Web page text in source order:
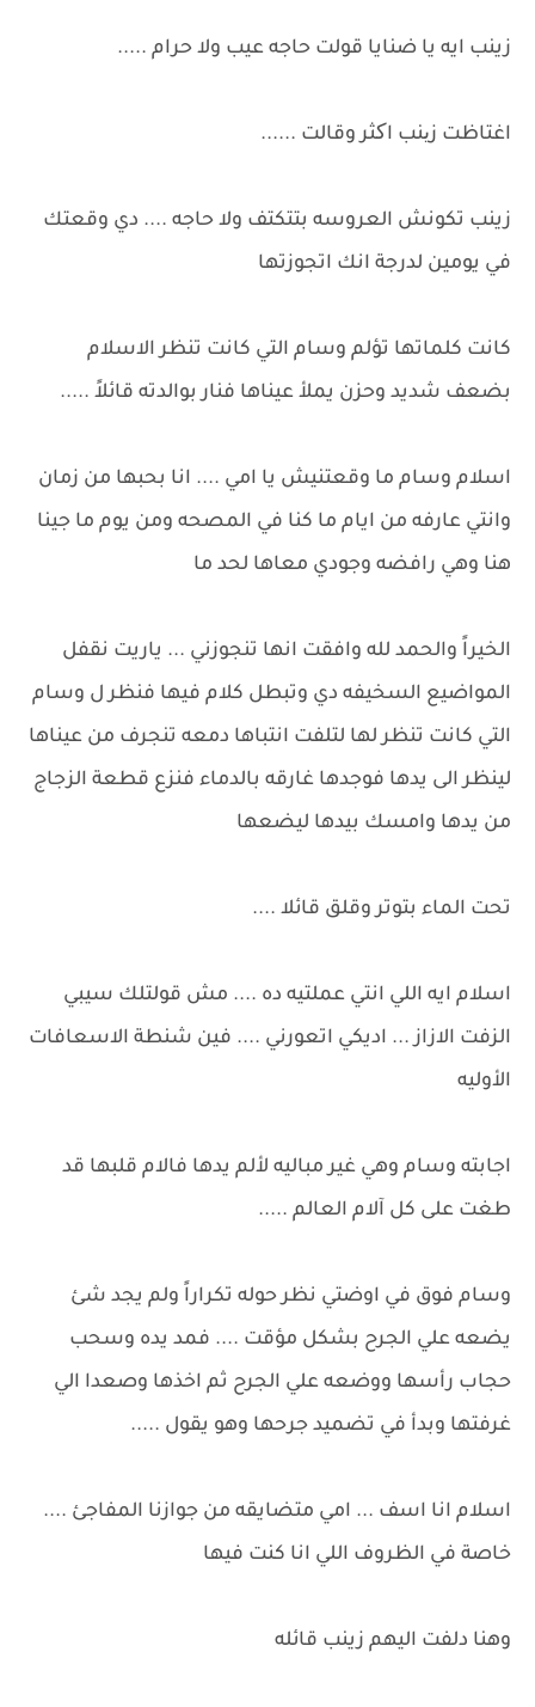
زينب ايه يا ضنايا قولت حاجه عيب ولا حرام .....
اغتاظت زینب اکثر وقالت ......
زينب تكونش العروسه بتتكتف ولا حاجه .... دي وقعتك
في يومين لدرجة انك اتجوزتها
كانت كلماتها تؤلم وسام التي كانت تنظر الاسلام
بضعف شديد وحزن يملأ عيناها فنار بوالدته قائلاً .....
اسلام وسام ما وقعتنيش يا امي .... انا بحبها من زمان
وانتي عارفه من ايام ما كنا في المصحه ومن يوم ما جينا
هنا وهي رافضه وجودي معاها لحد ما
الخيراً والحمد لله وافقت انها تنجوزني ... ياريت نقفل
المواضيع السخيفه دي وتبطل كلام فيها فنظر ل وسام
التي كانت تنظر لها لتلفت انتباها دمعه تنجرف من عيناها
لينظر الى يدها فوجدها غارقه بالدماء فنزع قطعة الزجاج
من يدها وامسك بيدها ليضعها
تحت الماء بتوتر وقلق قائلا ....
اسلام ايه اللي انتي عملتيه ده .... مش قولتلك سيبي
الزفت الازاز ... اديكي اتعورني .... فين شنطة الاسعافات
الأوليه
اجابته وسام وهي غير مباليه لألم يدها فالام قلبها قد
طغت على كل آلام العالم .....
وسام فوق في اوضتي نظر حوله تكراراً ولم يجد شئ
يضعه علي الجرح بشكل مؤقت .... فمد يده وسحب
حجاب رأسها ووضعه علي الجرح ثم اخذها وصعدا الي
غرفتها وبدأ في تضميد جرحها وهو يقول .....
اسلام انا اسف ... امي متضايقه من جوازنا المفاجئ ....
خاصة في الظروف اللي انا كنت فيها
وهنا دلفت اليهم زينب قائله